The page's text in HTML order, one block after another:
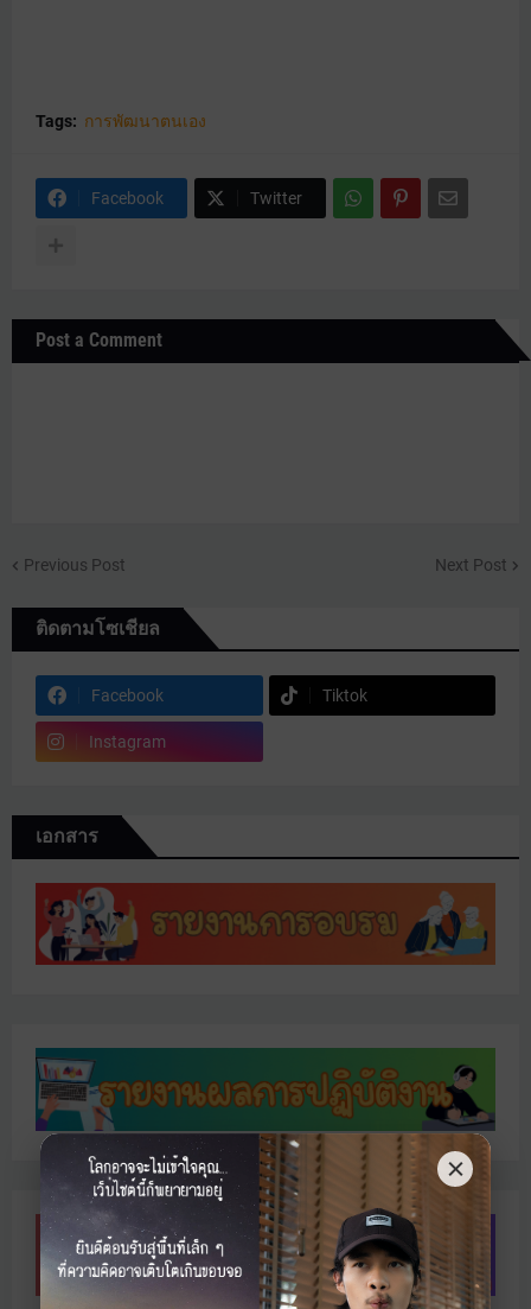
Tags: การพัฒนาตนเอง
Facebook Twitter
Post a Comment
Previous Post Next Post
ติดตามโซเชียล
Facebook Tiktok
Instagram
เอกสาร